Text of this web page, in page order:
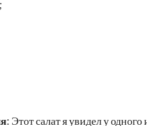
: Этот салат я увидел у одного